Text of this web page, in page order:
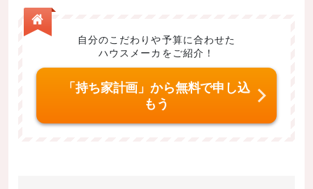
自分のこだわりや予算に合わせた
ハウスメーカをご紹介！
「持ち家計画」から無料で申し込
もう